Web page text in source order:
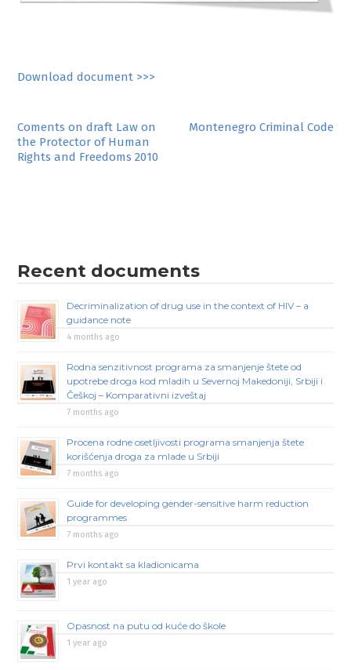
Download document >>>
Post
navigation
Coments on draft Law on
the Protector of Human
Rights and Freedoms 2010
Montenegro Criminal Code
Recent documents
Decriminalization of drug use in the context of HIV – a
guidance note
4 months ago
Rodna senzitivnost programa za smanjenje štete od
upotrebe droga kod mladih u Severnoj Makedoniji, Srbiji i
Češkoj – Komparativni izveštaj
7 months ago
Procena rodne osetljivosti programa smanjenja štete
korišćenja droga za mlade u Srbiji
7 months ago
Guide for developing gender-sensitive harm reduction
programmes
7 months ago
Prvi kontakt sa kladionicama
1 year ago
Opasnost na putu od kuće do škole
1 year ago